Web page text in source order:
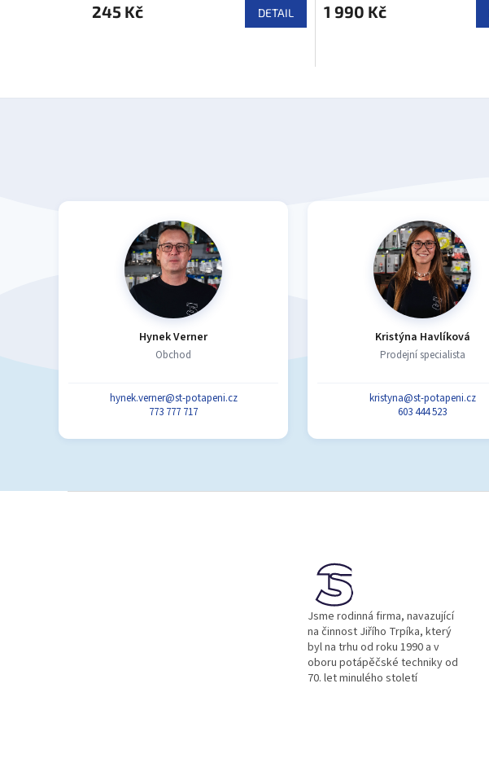
245 Kč DETAIL 1 990 Kč
Hynek Verner
Obchod
hynek.verner@st-potapeni.cz
773 777 717
Kristýna Havlíková
Prodejní specialista
kristyna@st-potapeni.cz
603 444 523
Jsme rodinná firma, navazující
na činnost Jiřího Trpíka, který
byl na trhu od roku 1990 a v
oboru potápěčské techniky od
70. let minulého století